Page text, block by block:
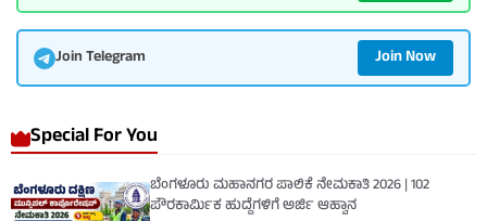
Join Telegram Join Now
Special For You
ಬೆಂಗಳೂರು ಮಹಾನಗರ ಪಾಲಿಕೆ ನೇಮಕಾತಿ 2026 | 102
ಪೌರಕಾರ್ಮಿಕ ಹುದ್ದೆಗಳಿಗೆ ಅರ್ಜಿ ಆಹ್ವಾನ